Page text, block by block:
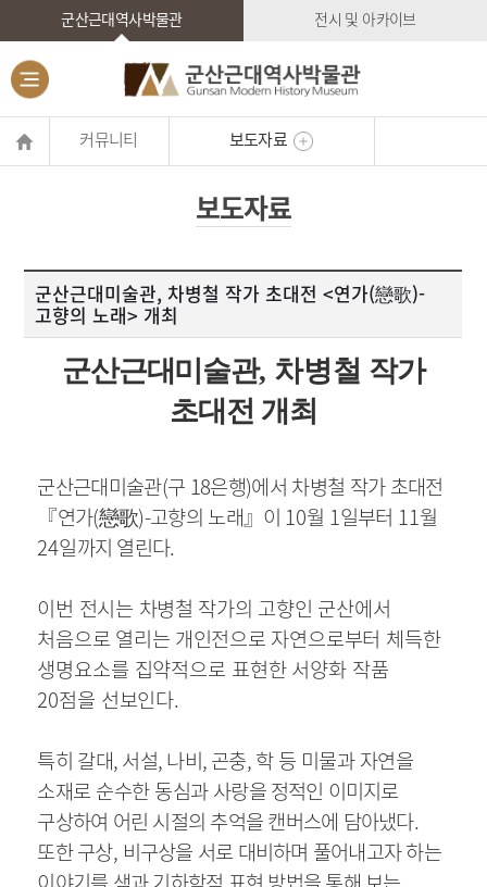
군산근대역사박물관 전시 및 아카이브
커뮤니티 보도자료
보도자료
군산근대미술관, 차병철 작가 초대전 <연가(戀歌)-
고향의 노래> 개최
군산근대미술관, 차병철 작가
초대전 개최
군산근대미술관(구 18은행)에서 차병철 작가 초대전
『연가(戀歌)-고향의 노래』 이 10월 1일부터 11월
24일까지 열린다.
이번 전시는 차병철 작가의 고향인 군산에서
처음으로 열리는 개인전으로 자연으로부터 체득한
생명요소를 집약적으로 표현한 서양화 작품
20점을 선보인다.
특히 갈대,서설,나비,곤충,학 등 미물과 자연을
소재로 순수한 동심과 사랑을정적인 이미지로
구상하여 어린 시절의 추억을 캔버스에 담아냈다.
또한 구상, 비구상을 서로 대비하며 풀어내고자 하는